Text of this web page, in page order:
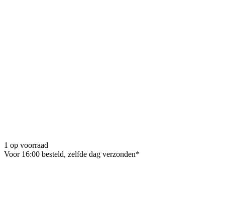
1 op voorraad
Voor 16:00 besteld, zelfde dag verzonden*